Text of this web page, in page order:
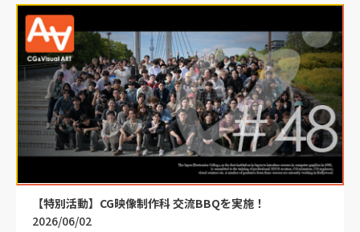
【特別活動】CG映像制作科 交流BBQを実施！
2026/06/02